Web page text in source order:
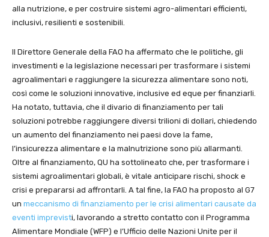
alla nutrizione, e per costruire sistemi agro-alimentari efficienti,
inclusivi, resilienti e sostenibili.
Il Direttore Generale della FAO ha affermato che le politiche, gli
investimenti e la legislazione necessari per trasformare i sistemi
agroalimentari e raggiungere la sicurezza alimentare sono noti,
così come le soluzioni innovative, inclusive ed eque per finanziarli.
Ha notato, tuttavia, che il divario di finanziamento per tali
soluzioni potrebbe raggiungere diversi trilioni di dollari, chiedendo
un aumento del finanziamento nei paesi dove la fame,
l’insicurezza alimentare e la malnutrizione sono più allarmanti.
Oltre al finanziamento, QU ha sottolineato che, per trasformare i
sistemi agroalimentari globali, è vitale anticipare rischi, shock e
crisi e prepararsi ad affrontarli. A tal fine, la FAO ha proposto al G7
un meccanismo di finanziamento per le crisi alimentari causate da
eventi imprevisti, lavorando a stretto contatto con il Programma
Alimentare Mondiale (WFP) e l’Ufficio delle Nazioni Unite per il